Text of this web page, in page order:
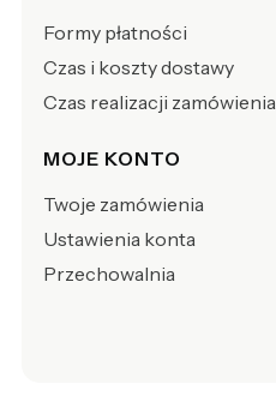
Formy płatności
Czas i koszty dostawy
Czas realizacji zamówienia
MOJE KONTO
Twoje zamówienia
Ustawienia konta
Przechowalnia